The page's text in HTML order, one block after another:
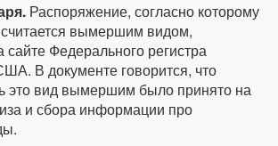
Распоряжение, согласно которому
вымершим видом,
сайте Федерального регистра
В документе говорится, что
это вид вымершим было принято на
и сбора информации про